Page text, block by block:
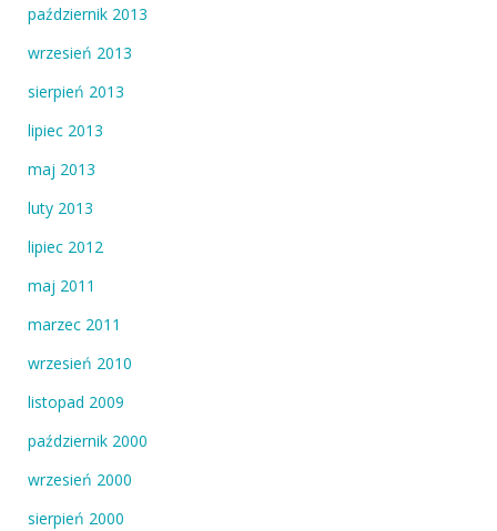
październik 2013
wrzesień 2013
sierpień 2013
lipiec 2013
maj 2013
luty 2013
lipiec 2012
maj 2011
marzec 2011
wrzesień 2010
listopad 2009
październik 2000
wrzesień 2000
sierpień 2000